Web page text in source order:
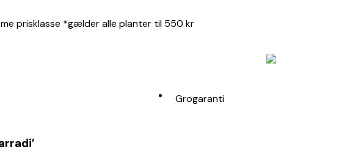
prisklasse *gælder alle planter til 550 kr
Grogaranti